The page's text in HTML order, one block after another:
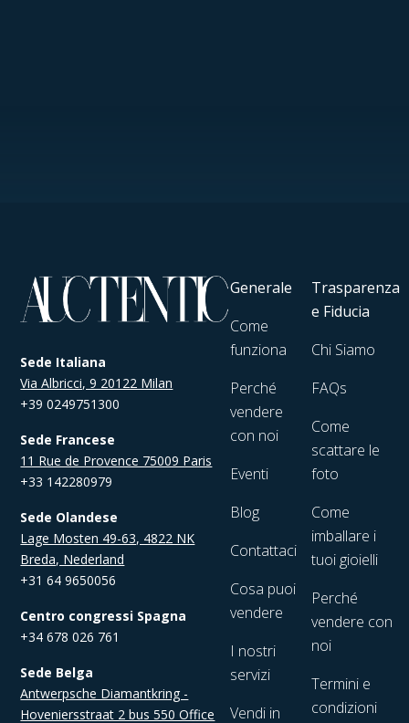
Sede Italiana
Via Albricci, 9 20122 Milan
+39 0249751300
Sede Francese
11 Rue de Provence 75009 Paris
+33 142280979
Sede Olandese
Lage Mosten 49-63, 4822 NK
Breda, Nederland
+31 64 9650056
Centro congressi Spagna
+34 678 026 761
Sede Belga
Antwerpsche Diamantkring -
Hoveniersstraat 2 bus 550 Office
Generale
Come
funziona
Perché
vendere
con noi
Eventi
Blog
Contattaci
Cosa puoi
vendere
I nostri
servizi
Vendi in
Trasparenza
e Fiducia
Chi Siamo
FAQs
Come
scattare le
foto
Come
imballare i
tuoi gioielli
Perché
vendere con
noi
Termini e
condizioni